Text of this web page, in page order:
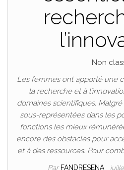
Non
Les femmes ont apporté une
la recherche et à
domaines scientifiques.
sous-représentées dans les
fonctions les mieux
encore des obstacles pour
et à des ressources. Pour
Par FANDRESENA